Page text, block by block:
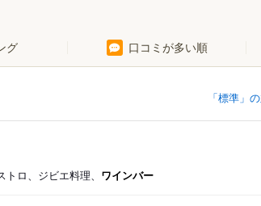
グ 口コミが多い順
「標準」
ロ、ジビエ料理、 ワインバー